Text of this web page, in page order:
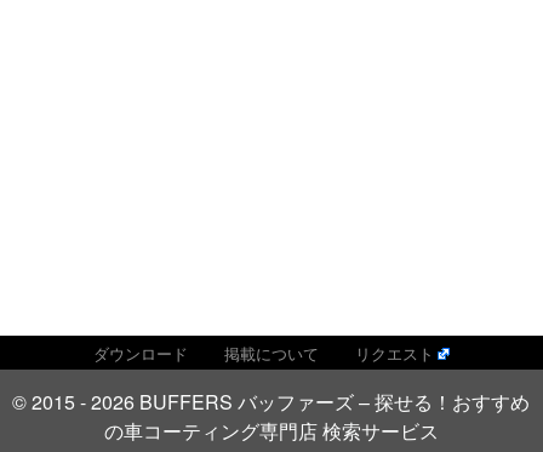
ダウンロード 掲載について リクエスト
© 2015 - 2026 BUFFERS バッファーズ – 探せる！おすすめ
の車コーティング専門店 検索サービス